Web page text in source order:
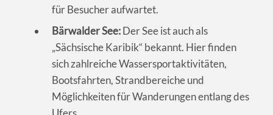
für Besucher aufwartet.
Bärwalder See:Der See ist auch als
„Sächsische Karibik“ bekannt. Hier finden
sich zahlreiche Wassersportaktivitäten,
Bootsfahrten, Strandbereiche und
Möglichkeiten für Wanderungen entlang des